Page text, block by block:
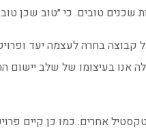
שכנים טובים. כי ״טוב שכן
בחרה לעצמה יעד
אנו בעיצומו של שלב
אחרים. כמו כן קיים